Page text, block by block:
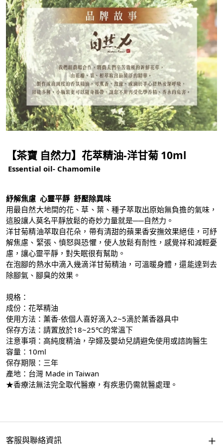
【茶寶 自然力】花萃精油-洋甘菊 10ml
Essential oil- Chamomile
紓解焦慮 心靈平靜 舒壓除異味
用最自然大地間的花、草、葉、種子萃取出原始無負擔的氣味，
這股讓人莫名平靜放鬆的奇妙力量就是──自然力。
洋甘菊精油萃取自花朵，帶有清甜的蘋果香安撫效果絕佳，可紓
解焦慮、緊張、憤怒與恐懼，使人放鬆有耐性，感覺祥和減輕憂
慮，讓心靈平靜，對失眠很有幫助。
在泡腳的熱水中滴入幾滴洋甘菊精油，可溫暖身體，還能達到去
除腳氣、腳臭的效果。
規格：
成份：花萃精油
使用方法：薰香-依個人喜好滴入2~5滴於薰香器具中
保存方法：請置放於18~25℃的常溫下
注意事項：高純度精油，孕婦及嬰幼兒請避免使用或諮詢醫生
容量：10ml
保存期限：三年
產地：台灣 Made in Taiwan
★香療法無法完全取代醫療，有疾患仍需就醫處理。
客服與聯絡資訊